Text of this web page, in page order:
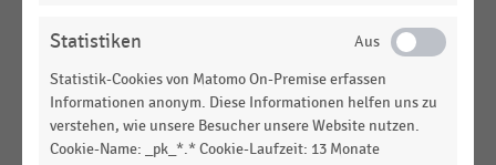
Getränkefachgroßhandel in Deutschland (2011-
GETRÄNKEMÄRKTE|STATISTIK
Ranking der größten Unternehmen im
Getränkefachgroßhandel in Deutschland nach
Statistiken
Statistik-Cookies von Matomo On-Premise erfassen
Informationen anonym. Diese Informationen helfen uns zu
verstehen, wie unsere Besucher unsere Website nutzen.
Cookie-Name: _pk_*.* Cookie-Laufzeit: 13 Monate